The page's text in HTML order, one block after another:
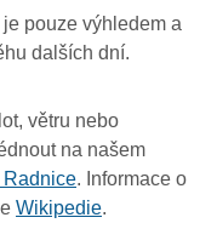
pouze výhledem a
dalších dní.
větru nebo
na našem
Radnice. Informace o
Wikipedie.